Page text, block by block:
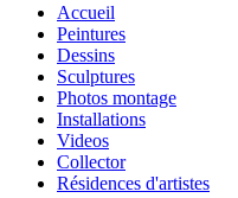
Accueil
Peintures
Dessins
Sculptures
Photos montage
Installations
Videos
Collector
Résidences d'artistes